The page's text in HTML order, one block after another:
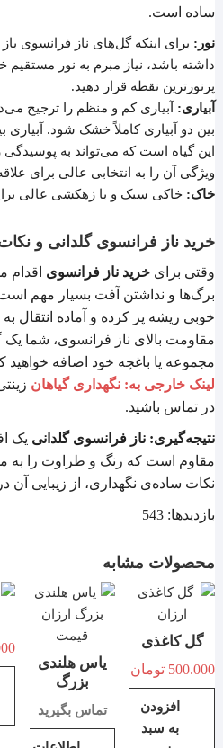
ساده است.
نور: برای اینکه گل‌های ناز فرانسوی
داشته باشد، نیاز مبرم به نور مستقیم
پرنورترین نقطه قرار دهید.
آبیاری: آبیاری کم و منظم را ترجیح
بین دو آبیاری کاملاً خشک شود.
این گیاه است که می‌تواند به
ویژگی آن را به انتخابی عالی برای
خاک: خاکی سبک و با زهکشی عالی
خرید ناز فرانسوی گلدانی و
وقتی برای خرید ناز فرانسوی اقدام
خوبی ریشه پر کرده و آماده انتقال
مقاومت بالای ناز فرانسوی، شما یک
مجموعه یا باغچه خود اضافه خواهید
لینک خارجی به: نگهداری گیاهان
در تماس باشید.
نتیجه‌گیری: ناز فرانسوی گلدانی یک
مقاوم است که رنگ و طراوت را به
نکات ساده‌ی نگهداری، از زیبایی
بازدیدها: 543
محصولات مشابه
گل کاغذی
500.000 تومان
افزودن
به سبد
یاس هلندی
بزرگ
تماس بگیرید